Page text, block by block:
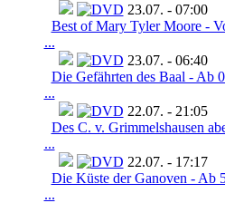
23.07. - 07:00
Best of Mary Tyler Moore -
...
23.07. - 06:40
Die Gefährten des Baal - Ab
...
22.07. - 21:05
Des C. v. Grimmelshausen
...
22.07. - 17:17
Die Küste der Ganoven - Ab
...